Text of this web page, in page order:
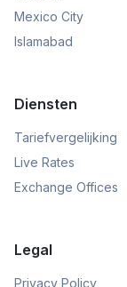
Mexico City
Islamabad
Diensten
Tariefvergelijking
Live Rates
Exchange Offices
Legal
Privacy Policy